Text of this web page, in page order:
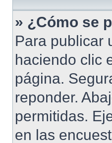
» ¿Cómo se
Para publicar
haciendo clic
página.
reponder.
permitidas.
en las